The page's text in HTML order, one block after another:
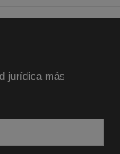
jurídica más